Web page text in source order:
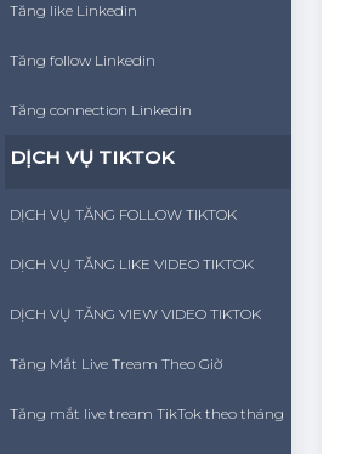
Tăng like Linkedin
Tăng follow Linkedin
Tăng connection Linkedin
DỊCH VỤ TIKTOK
DỊCH VỤ TĂNG FOLLOW TIKTOK
DỊCH VỤ TĂNG LIKE VIDEO TIKTOK
DỊCH VỤ TĂNG VIEW VIDEO TIKTOK
Tăng Mắt Live Tream Theo Giờ
Tăng mắt live tream TikTok theo tháng